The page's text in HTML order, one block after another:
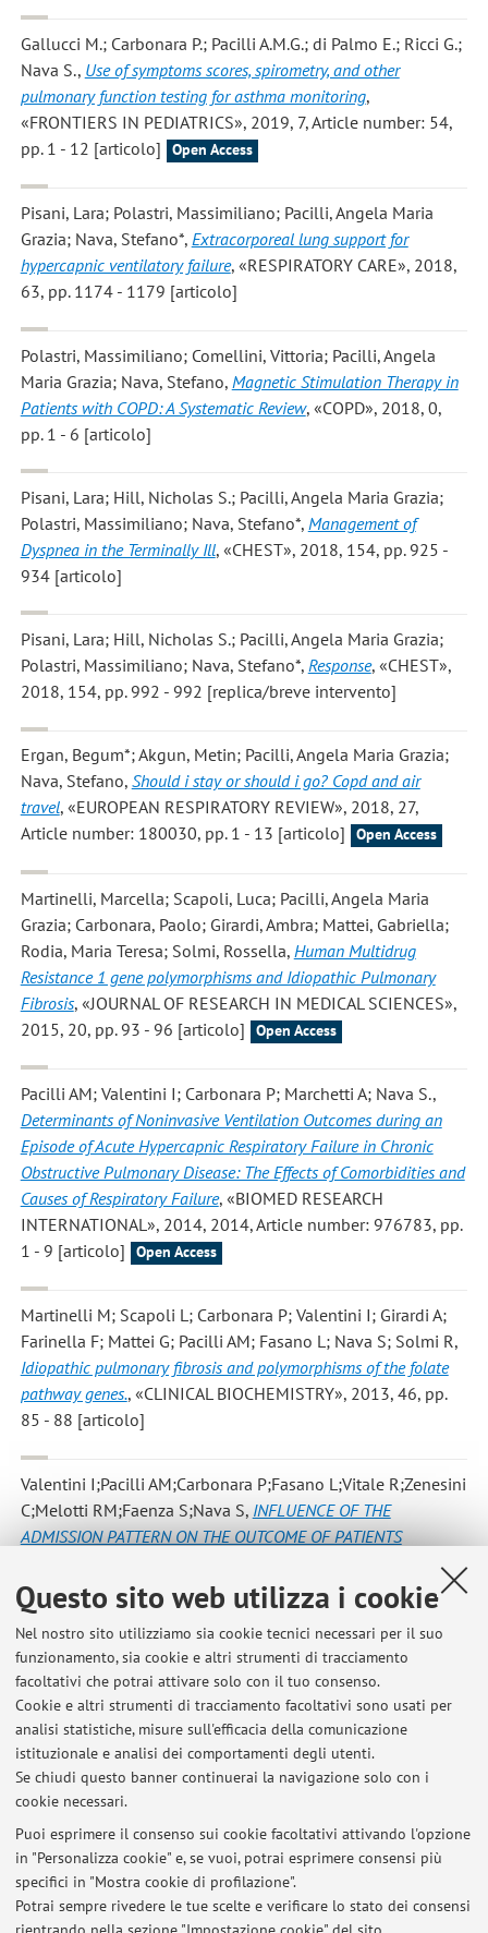
Questo sito web utilizza i cookie
Nel nostro sito utilizziamo sia cookie tecnici necessari per il suo
funzionamento, sia cookie e altri strumenti di tracciamento
facoltativi che potrai attivare solo con il tuo consenso.
Cookie e altri strumenti di tracciamento facoltativi sono usati per
analisi statistiche, misure sull'efficacia della comunicazione
istituzionale e analisi dei comportamenti degli utenti.
Se chiudi questo banner continuerai la navigazione solo con i
cookie necessari.
Puoi esprimere il consenso sui cookie facoltativi attivando l'opzione
in "Personalizza cookie" e, se vuoi, potrai esprimere consensi più
specifici in "Mostra cookie di profilazione".
Potrai sempre rivedere le tue scelte e verificare lo stato dei consensi
Gallucci M.; Carbonara P.; Pacilli A.M.G.; di Palmo E.; Ricci G.;
Nava S., Use of symptoms scores, spirometry, and other
pulmonary function testing for asthma monitoring,
«FRONTIERS IN PEDIATRICS», 2019, 7, Article number: 54,
pp. 1 - 12 [articolo]
Open Access
Pisani, Lara; Polastri, Massimiliano; Pacilli, Angela Maria
Grazia; Nava, Stefano*, Extracorporeal lung support for
hypercapnic ventilatory failure, «RESPIRATORY CARE», 2018,
63, pp. 1174 - 1179 [articolo]
Polastri, Massimiliano; Comellini, Vittoria; Pacilli, Angela
Maria Grazia; Nava, Stefano, Magnetic Stimulation Therapy in
Patients with COPD: A Systematic Review, «COPD», 2018, 0,
pp. 1 - 6 [articolo]
Pisani, Lara; Hill, Nicholas S.; Pacilli, Angela Maria Grazia;
Polastri, Massimiliano; Nava, Stefano*, Management of
Dyspnea in the Terminally Ill, «CHEST», 2018, 154, pp. 925 -
934 [articolo]
Pisani, Lara; Hill, Nicholas S.; Pacilli, Angela Maria Grazia;
Polastri, Massimiliano; Nava, Stefano*, Response, «CHEST»,
2018, 154, pp. 992 - 992 [replica/breve intervento]
Ergan, Begum*; Akgun, Metin; Pacilli, Angela Maria Grazia;
Nava, Stefano, Should i stay or should i go? Copd and air
travel, «EUROPEAN RESPIRATORY REVIEW», 2018, 27,
Article number: 180030, pp. 1 - 13 [articolo]
Open Access
Martinelli, Marcella; Scapoli, Luca; Pacilli, Angela Maria
Grazia; Carbonara, Paolo; Girardi, Ambra; Mattei, Gabriella;
Rodia, Maria Teresa; Solmi, Rossella, Human Multidrug
Resistance 1 gene polymorphisms and Idiopathic Pulmonary
Fibrosis, «JOURNAL OF RESEARCH IN MEDICAL SCIENCES»,
2015, 20, pp. 93 - 96 [articolo]
Open Access
Pacilli AM; Valentini I; Carbonara P; Marchetti A; Nava S.,
Determinants of Noninvasive Ventilation Outcomes during an
Episode of Acute Hypercapnic Respiratory Failure in Chronic
Obstructive Pulmonary Disease: The Effects of Comorbidities and
Causes of Respiratory Failure, «BIOMED RESEARCH
INTERNATIONAL», 2014, 2014, Article number: 976783, pp.
1 - 9 [articolo]
Open Access
Martinelli M; Scapoli L; Carbonara P; Valentini I; Girardi A;
Farinella F; Mattei G; Pacilli AM; Fasano L; Nava S; Solmi R,
Idiopathic pulmonary fibrosis and polymorphisms of the folate
pathway genes., «CLINICAL BIOCHEMISTRY», 2013, 46, pp.
85 - 88 [articolo]
Valentini I;Pacilli AM;Carbonara P;Fasano L;Vitale R;Zenesini
C;Melotti RM;Faenza S;Nava S, INFLUENCE OF THE
ADMISSION PATTERN ON THE OUTCOME OF PATIENTS
ADMITTED TO A RESPIRATORY INTENSIVE CARE UNIT: DOES A
STEP-DOWN ADMISSION DIFFER FROM A STEP-UP ONE?,
«RESPIRATORY CARE», 2013, 10, pp. 1 - 12 [articolo]
1 2 3 4
Pubblicazioni antecedenti il 2004
Ultimi avvisi
Al momento non sono presenti avvisi.